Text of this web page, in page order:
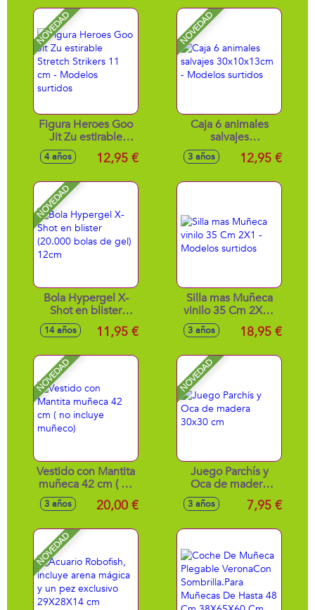
NOVEDAD
Figura Heroes Goo
Jit Zu estirable
Stretch Strikers 11
cm - Modelos
4 años 12,95 €
NOVEDAD
Caja 6 animales
salvajes
30x10x13cm -
Modelos surtidos
3 años 12,95 €
NOVEDAD
Bola Hypergel X-
Shot en blister
(20.000 bolas de
gel) 12cm
14 años 11,95 €
Silla mas Muñeca
vinilo 35 Cm 2X1 -
Modelos surtidos
3 años 18,95 €
NOVEDAD
Vestido con Mantita
muñeca 42 cm ( no
incluye muñeco)
3 años 20,00 €
NOVEDAD
Juego Parchís y
Oca de madera
30x30 cm
3 años 7,95 €
NOVEDAD